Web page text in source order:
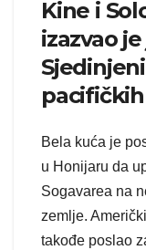
Kine i
izazvao
Bela kuća je
u Honijaru da
Sogavarea na
zemlje.
takođe poslao